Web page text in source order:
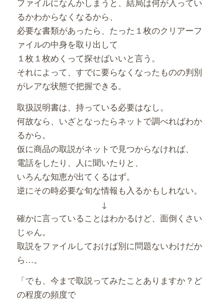
るかわからなくなるから、
必要な書類があったら、たった１枚のクリアーフ
ァイルの中身を取り出して
１枚１枚めくって探せばいいと言う。
それによって、すでに要らなくなったものの判別
がレアな状態で把握できる。
取扱説明書は、持っている必要はなし。
何故なら、いざとなったらネットで調べればわか
るから。
仮に商品の取説がネットで見つからなければ、
電話をしたり、人に聞いたりと、
いろんな知恵が出てくるはず。
逆にその時必要な旬な情報も入るかもしれない。
↓
確かに言っていることはわかるけど、面倒くさい
じゃん。
取説をファイルしておけば別に問題ないわけだか
ら…。
「でも、今まで取説ってみたことありますか？ど
の程度の頻度で